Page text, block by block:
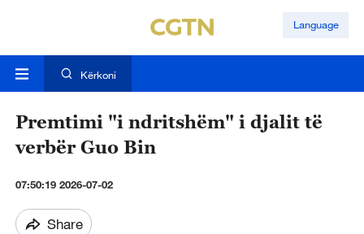
Language
Kërkoni
Premtimi "i ndritshëm" i djalit të
verbër Guo Bin
07:50:19 2026-07-02
Share